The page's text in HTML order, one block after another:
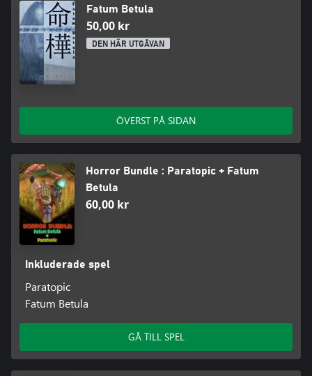
Fatum Betula
50,00 kr
DEN HÄR UTGÅVAN
ÖVERST PÅ SIDAN
Horror Bundle : Paratopic + Fatum
Betula
60,00 kr
Inkluderade spel
Paratopic
Fatum Betula
GÅ TILL SPEL